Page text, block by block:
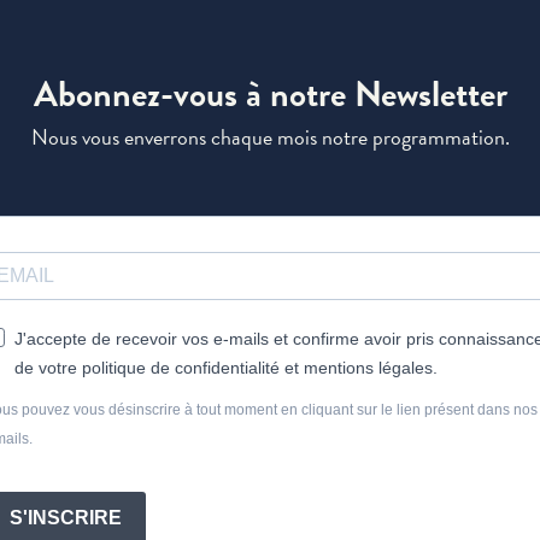
Abonnez-vous à notre Newsletter
Nous vous enverrons chaque mois notre programmation.
J'accepte de recevoir vos e-mails et confirme avoir pris
de votre politique de confidentialité et mentions légales.
pouvez vous désinscrire à tout moment en cliquant sur le lien présent dans nos
S'INSCRIRE